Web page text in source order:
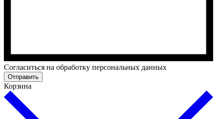
Cогласиться на обработку персональных данных
Отправить
Корзина